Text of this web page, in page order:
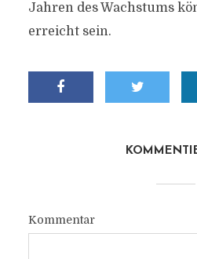
Jahren des Wachstums
erreicht sein.
Kommentar